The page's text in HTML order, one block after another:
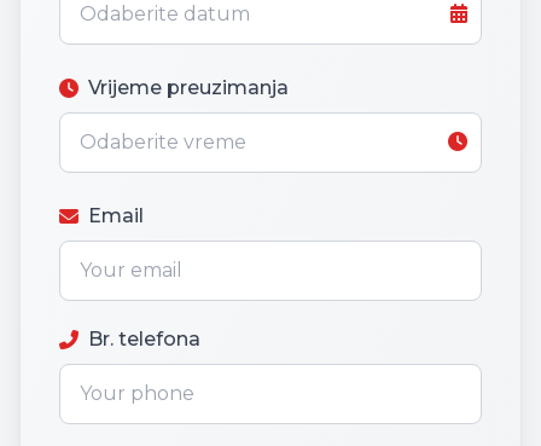
Vrijeme preuzimanja
Email
Br. telefona